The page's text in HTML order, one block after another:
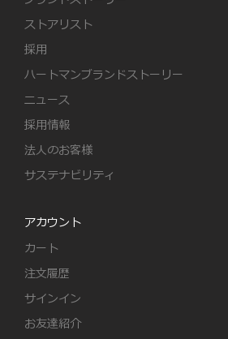
ストアリスト
採用
ハートマンブランドストーリー
ニュース
採用情報
法人のお客様
サステナビリティ
アカウント
カート
注文履歴
サインイン
お友達紹介